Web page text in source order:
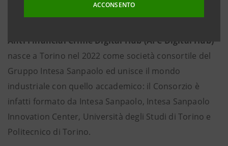
ACCONSENTO
Anti Financial Crime Digital Hub (AFC Digital Hub)
nasce a Torino nel 2022 come società consortile del
Gruppo Intesa Sanpaolo ed unisce il mondo
industriale con quello accademico: il Consorzio è
infatti formato da Intesa Sanpaolo, Intesa Sanpaolo
Innovation Center, Università degli Studi di Torino e
Politecnico di Torino.